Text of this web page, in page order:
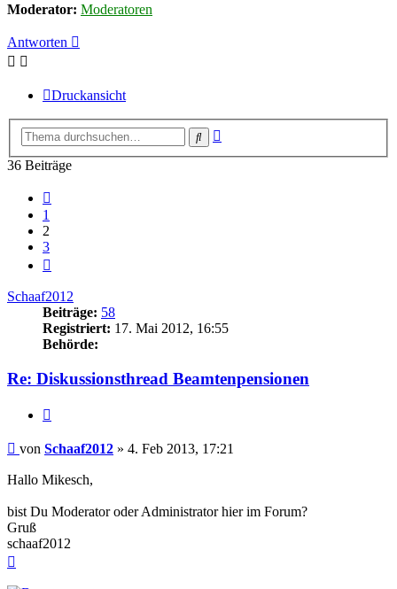
Moderator: Moderatoren
Antworten
Druckansicht
Suche
36 Beiträge
1
2
3
Schaaf2012
Beiträge: 58
Registriert: 17. Mai 2012, 16:55
Behörde:
Re: Diskussionsthread Beamtenpensionen
Beitrag
von Schaaf2012 » 4. Feb 2013, 17:21
Hallo Mikesch,
bist Du Moderator oder Administrator hier im Forum?
Gruß
schaaf2012